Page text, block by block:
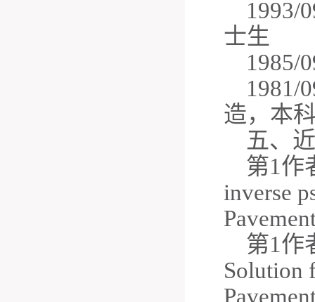
1993/
士生
1985/
1981/
造，本
五、
第1作
inverse
第1作
Solution